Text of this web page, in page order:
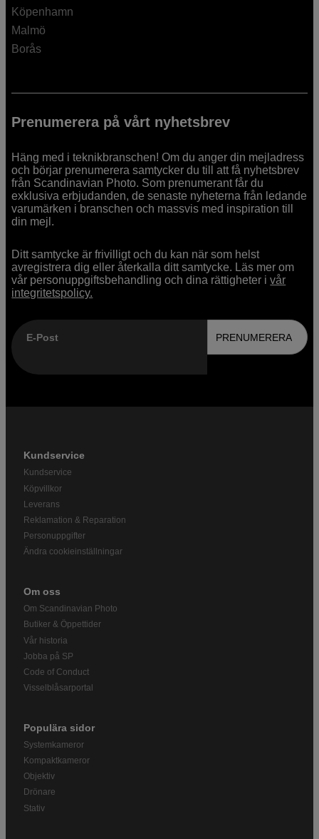
Köpenhamn
Malmö
Borås
Prenumerera på vårt nyhetsbrev
Häng med i teknikbranschen! Om du anger din mejladress
och börjar prenumerera samtycker du till att få nyhetsbrev
från Scandinavian Photo. Som prenumerant får du
exklusiva erbjudanden, de senaste nyheterna från ledande
varumärken i branschen och massvis med inspiration till
din mejl.
Ditt samtycke är frivilligt och du kan när som helst
avregistrera dig eller återkalla ditt samtycke. Läs mer om
vår personuppgiftsbehandling och dina rättigheter ivår
integritetspolicy.
E-Post PRENUMERERA
Kundservice
Kundservice
Köpvillkor
Leverans
Reklamation & Reparation
Personuppgifter
Ändra cookieinställningar
Om oss
Om Scandinavian Photo
Butiker & Öppettider
Vår historia
Jobba på SP
Code of Conduct
Visselblåsarportal
Populära sidor
Systemkameror
Kompaktkameror
Objektiv
Drönare
Stativ